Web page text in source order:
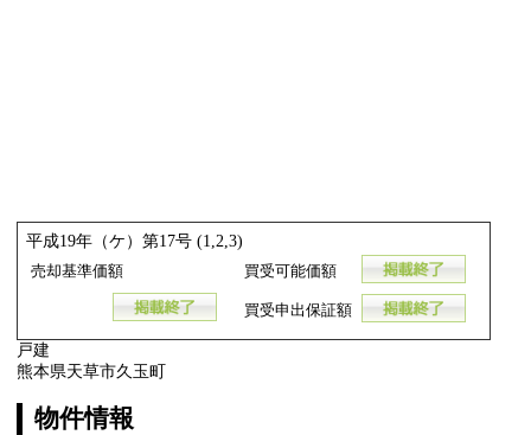
平成19年（ケ）第17号 (1,2,3)
売却基準価額 買受可能価額
買受申出保証額
戸建
熊本県天草市久玉町
物件情報